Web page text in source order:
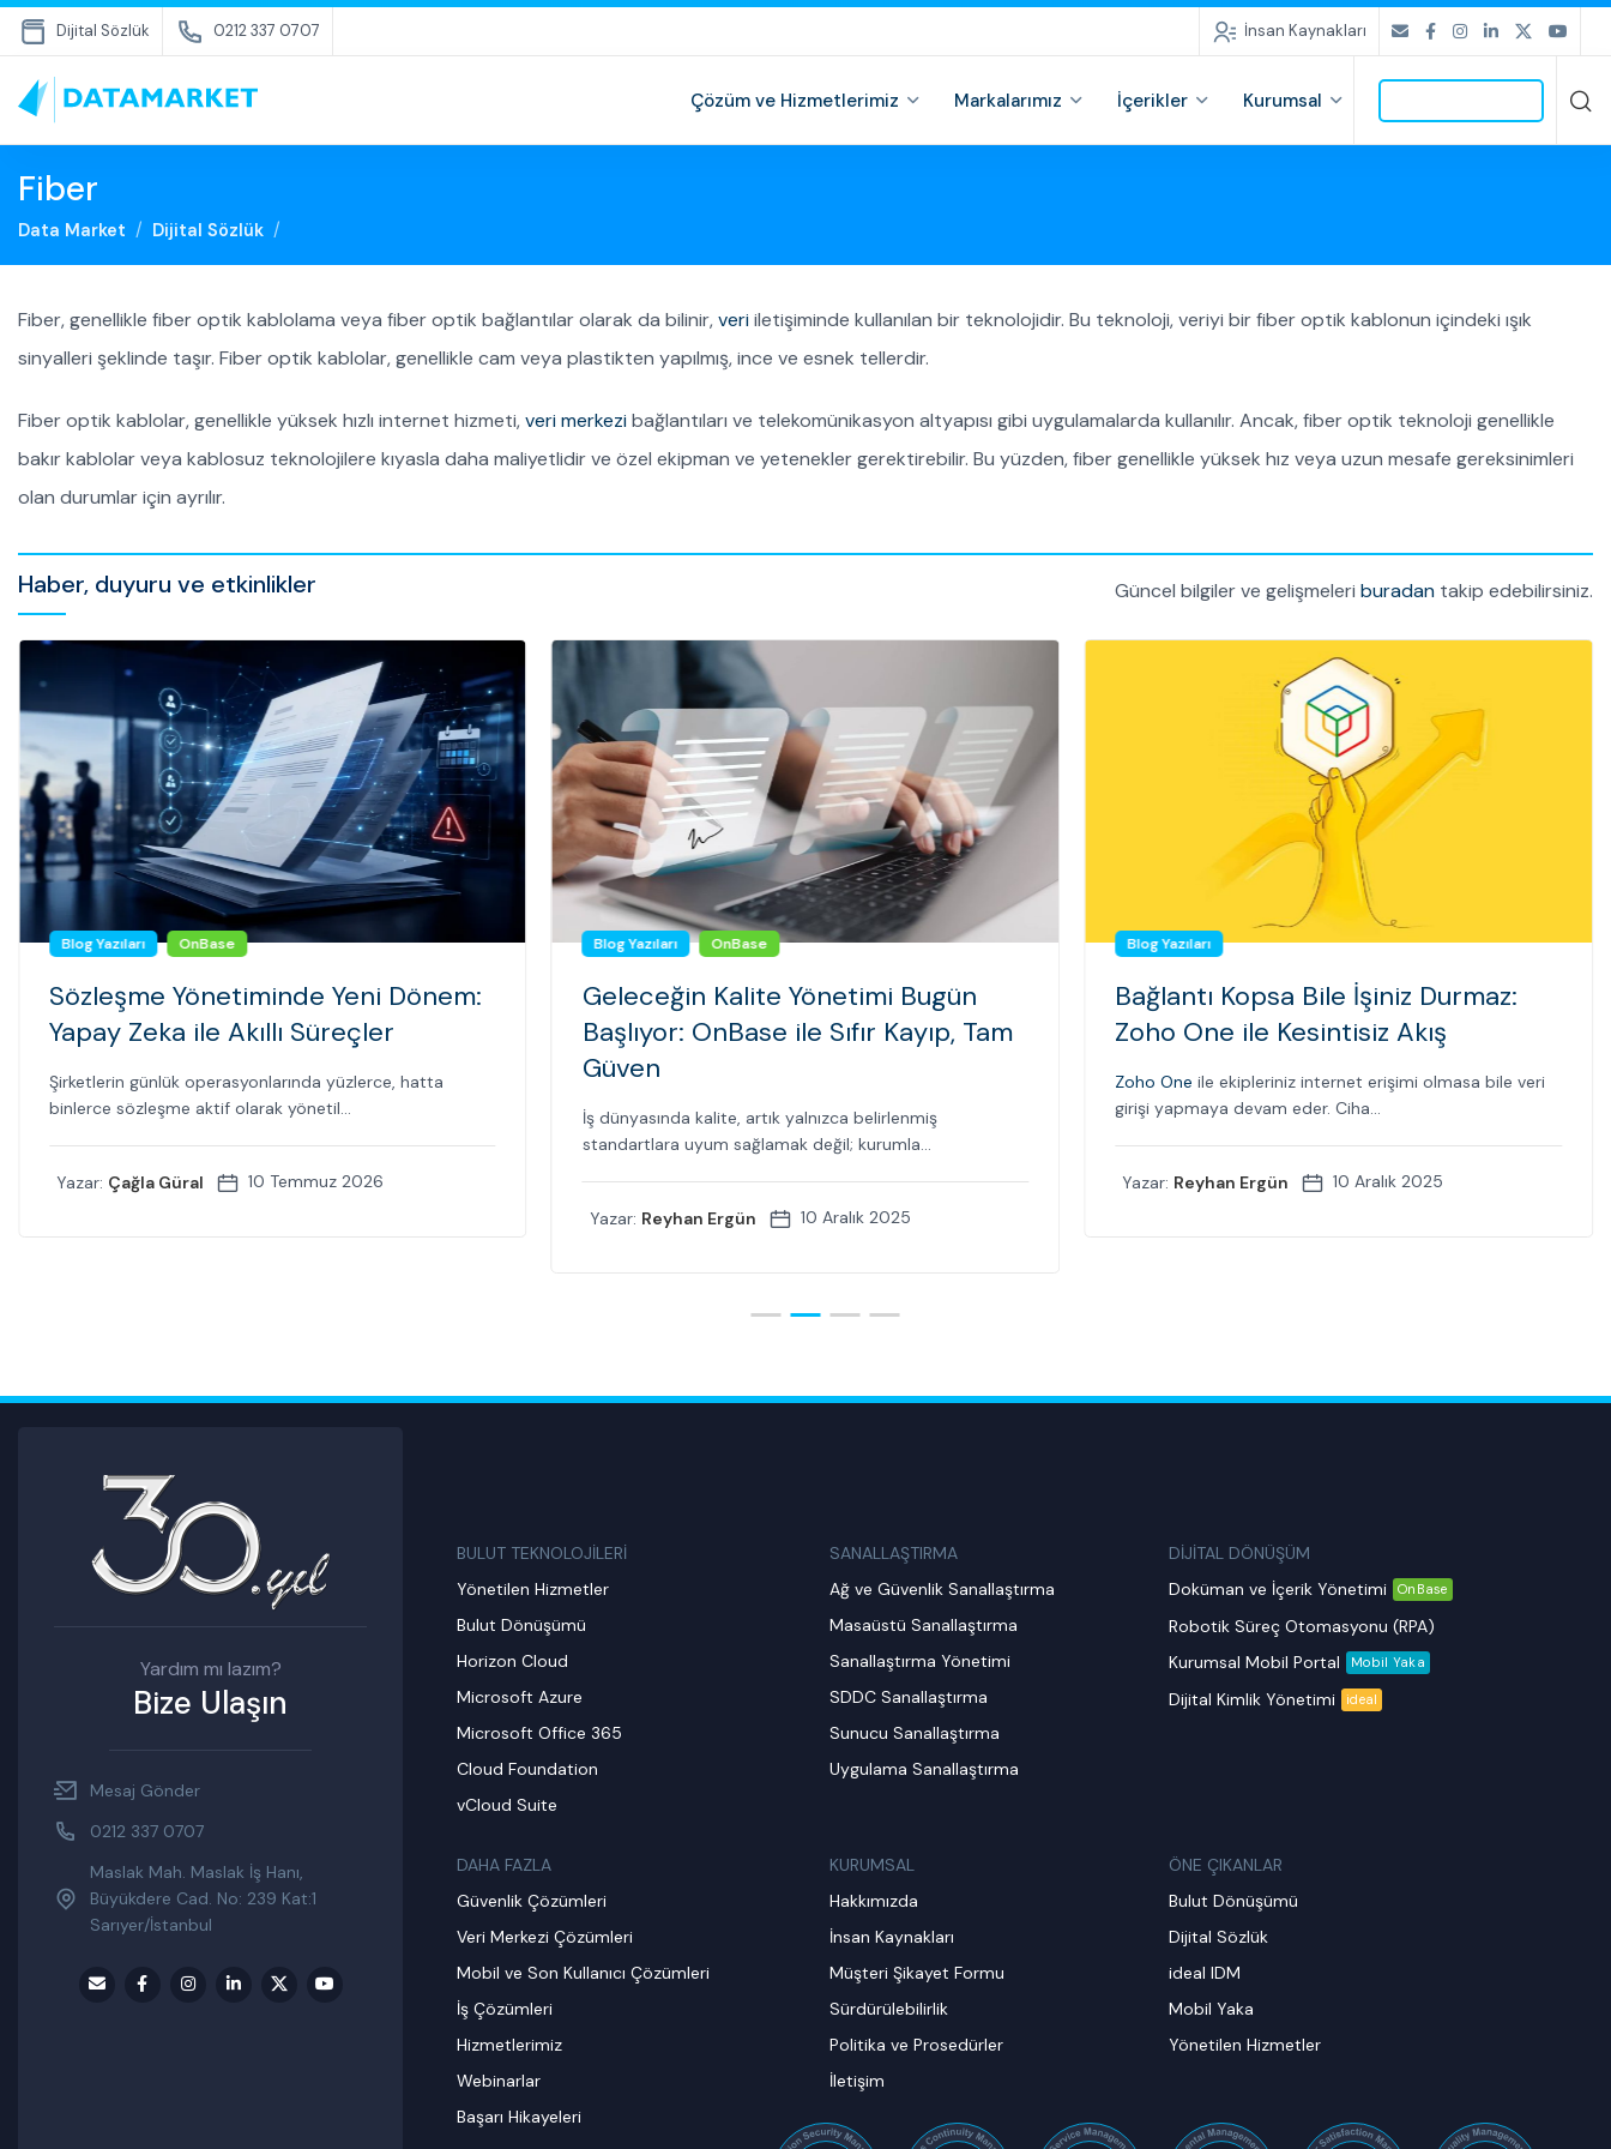
Dijital Sözlük 0212 337 0707 İnsan Kaynakları
Çözüm ve Hizmetlerimiz Markalarımız İçerikler Kurumsal
Fiber
Data Market Dijital Sözlük
Fiber, genellikle fiber optik kablolama veya fiber optik bağlantılar olarak da bilinir,veriiletişiminde kullanılan bir teknolojidir. Bu teknoloji, veriyi bir fiber optik kablonun içindeki ışık
sinyalleri şeklinde taşır. Fiber optik kablolar, genellikle cam veya plastikten yapılmış, ince ve esnek tellerdir.
Fiber optik kablolar, genellikle yüksek hızlı internet hizmeti,veri merkezibağlantıları ve telekomünikasyon altyapısı gibi uygulamalarda kullanılır. Ancak, fiber optik teknoloji genellikle
bakır kablolar veya kablosuz teknolojilere kıyasla daha maliyetlidir ve özel ekipman ve yetenekler gerektirebilir. Bu yüzden, fiber genellikle yüksek hız veya uzun mesafe gereksinimleri
olan durumlar için ayrılır.
Haber, duyuru ve etkinlikler Güncel bilgiler ve gelişmeleri buradan takip edebilirsiniz.
Blog Yazıları OnBase
Sözleşme Yönetiminde Yeni Dönem:
Yapay Zeka ile Akıllı Süreçler
Şirketlerin günlük operasyonlarında yüzlerce, hatta
binlerce sözleşme aktif olarak yönetil...
Yazar: Çağla Güral 10 Temmuz 2026
Blog Yazıları OnBase
Geleceğin Kalite Yönetimi Bugün
Başlıyor: OnBase ile Sıfır Kayıp, Tam
Güven
İş dünyasında kalite, artık yalnızca belirlenmiş
standartlara uyum sağlamak değil; kurumla...
Yazar: Reyhan Ergün 10 Aralık 2025
Blog Yazıları
Bağlantı Kopsa Bile İşiniz Durmaz:
Zoho One ile Kesintisiz Akış
Zoho One ile ekipleriniz internet erişimi olmasa bile veri
girişi yapmaya devam eder. Ciha...
Yazar: Reyhan Ergün 10 Aralık 2025
Yardım mı lazım?
Bize Ulaşın
Mesaj Gönder
0212 337 0707
Maslak Mah. Maslak İş Hanı,
Büyükdere Cad. No: 239 Kat:1
Sarıyer/İstanbul
BULUT TEKNOLOJİLERİ
Yönetilen Hizmetler
Bulut Dönüşümü
Horizon Cloud
Microsoft Azure
Microsoft Office 365
Cloud Foundation
vCloud Suite
SANALLAŞTIRMA
Ağ ve Güvenlik Sanallaştırma
Masaüstü Sanallaştırma
Sanallaştırma Yönetimi
SDDC Sanallaştırma
Sunucu Sanallaştırma
Uygulama Sanallaştırma
DİJİTAL DÖNÜŞÜM
Doküman ve İçerik Yönetimi
OnBase
Robotik Süreç Otomasyonu (RPA)
Kurumsal Mobil Portal
Mobil Yaka
Dijital Kimlik Yönetimi ideal
DAHA FAZLA
Güvenlik Çözümleri
Veri Merkezi Çözümleri
Mobil ve Son Kullanıcı Çözümleri
İş Çözümleri
Hizmetlerimiz
Webinarlar
Başarı Hikayeleri
KURUMSAL
Hakkımızda
İnsan Kaynakları
Müşteri Şikayet Formu
Sürdürülebilirlik
Politika ve Prosedürler
İletişim
ÖNE ÇIKANLAR
Bulut Dönüşümü
Dijital Sözlük
ideal IDM
Mobil Yaka
Yönetilen Hizmetler